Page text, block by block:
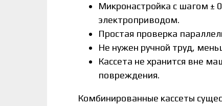
Микронастройка с шагом ±
электроприводом.
Простая проверка
Не нужен ручной труд,
Кассета не хранится вне
повреждения.
Комбинированные кассеты